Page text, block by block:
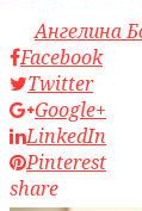
byАнгелина
Facebook
Twitter
Google+
LinkedIn
Pinterest
share